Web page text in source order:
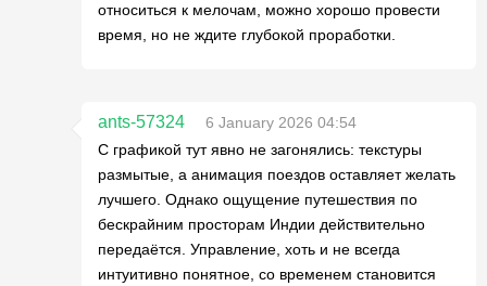
относиться к мелочам, можно хорошо провести
время, но не ждите глубокой проработки.
ants-57324
6 January 2026 04:54
С графикой тут явно не загонялись: текстуры
размытые, а анимация поездов оставляет желать
лучшего. Однако ощущение путешествия по
бескрайним просторам Индии действительно
передаётся. Управление, хоть и не всегда
интуитивно понятное, со временем становится